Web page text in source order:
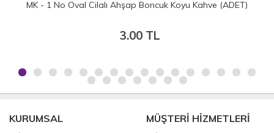
MK - 17 mm Yuvarlak Ahşap Boncuk Çeşitleri (10
17.50 TL
KURUMSAL MÜŞTERİ HİZMETLERİ